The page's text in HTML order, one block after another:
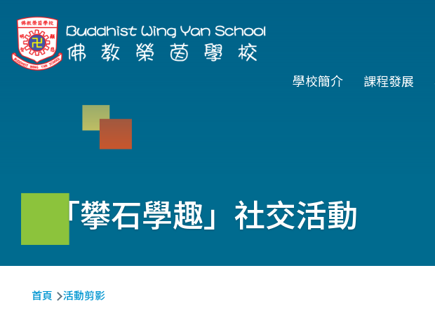
移至主內容
Main
學校簡介 課程發展
「攀石學趣」社交活動
航
首頁 活動剪影